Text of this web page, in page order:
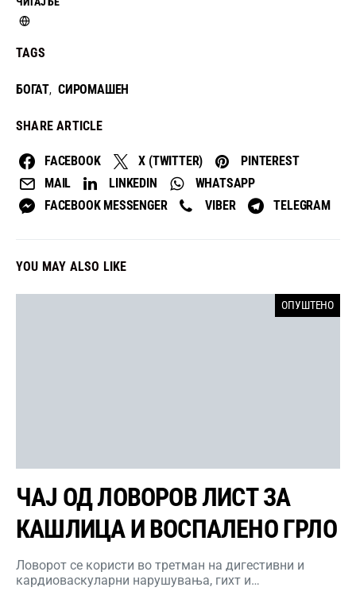
TAGS
БОГАТ, СИРОМАШЕН
SHARE ARTICLE
FACEBOOK X (TWITTER)
PINTEREST
MAIL
LINKEDIN
WHATSAPP
FACEBOOK MESSENGER
VIBER TELEGRAM
YOU MAY ALSO LIKE
ОПУШТЕНО
ЧАЈ ОД ЛОВОРОВ ЛИСТ ЗА
КАШЛИЦА И ВОСПАЛЕНО ГРЛО
Ловорот се користи во третман на дигестивни и
кардиоваскуларни нарушувања, гихт и…